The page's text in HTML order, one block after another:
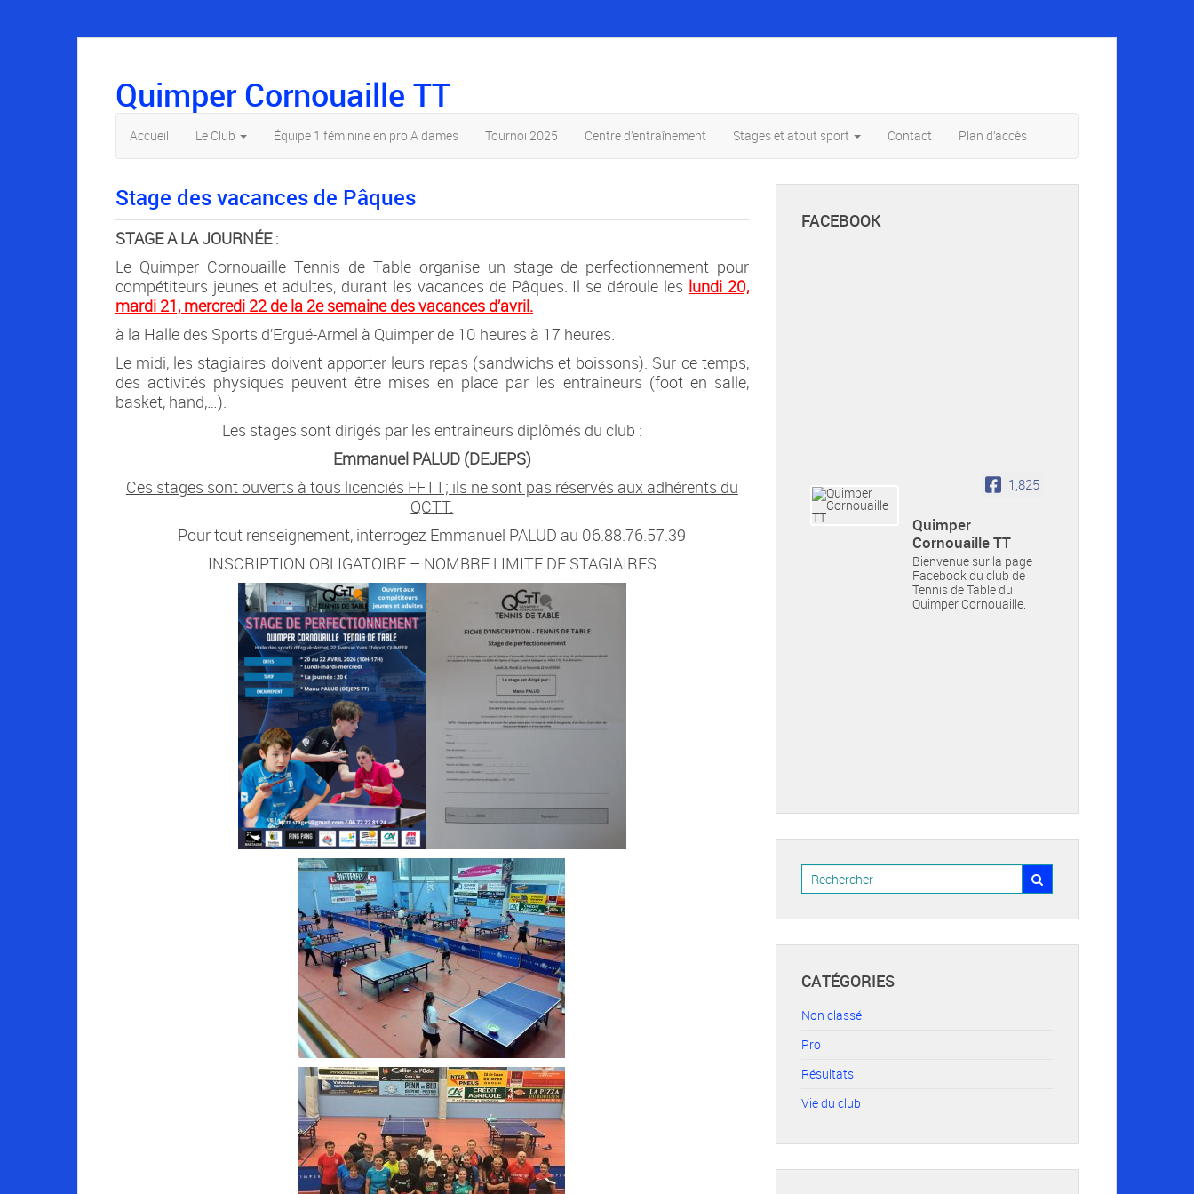
Quimper Cornouaille TT
Accueil Le Club Équipe 1 féminine en pro A dames Tournoi 2025 Centre d’entraînement Stages et atout sport Contact Plan d’accès
Stage des vacances de Pâques
STAGE A LA JOURNÉE:
Le Quimper Cornouaille Tennis de Table organise un stage de perfectionnement pour
compétiteurs jeunes et adultes, durant les vacances de Pâques. Il se déroule les lundi 20,
mardi 21, mercredi 22 de la 2e semaine des vacances d’avril.
à la Halle des Sports d’Ergué-Armel à Quimper de 10 heures à 17 heures.
Le midi, les stagiaires doivent apporter leurs repas (sandwichs et boissons). Sur ce temps,
des activités physiques peuvent être mises en place par les entraîneurs (foot en salle,
basket, hand,…).
Les stages sont dirigés par les entraîneurs diplômés du club :
Emmanuel PALUD (DEJEPS)
Ces stages sont ouverts à tous licenciés FFTT; ils ne sont pas réservés aux adhérents du
QCTT.
Pour tout renseignement, interrogez Emmanuel PALUD au 06.88.76.57.39
INSCRIPTION OBLIGATOIRE – NOMBRE LIMITE DE STAGIAIRES
FACEBOOK
1,825
Quimper
Cornouaille TT
Bienvenue sur la page
Facebook du club de
Tennis de Table du
Quimper Cornouaille.
CATÉGORIES
Non classé
Pro
Résultats
Vie du club